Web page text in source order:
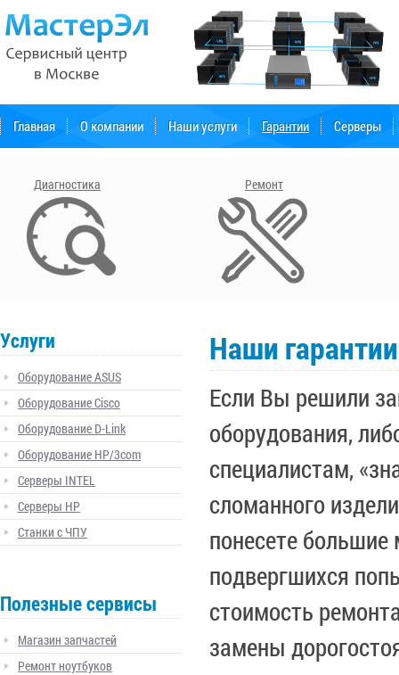
Главная О компании Наши услуги Гарантии Серверы
Диагностика Ремонт
Наши
Если Вы решили
оборудования,
специалистам,
сломанного
понесете
подвергшихся
стоимость
замены
Услуги
Оборудование ASUS
Оборудование Cisco
Оборудование D-Link
Оборудование HP/3com
Серверы INTEL
Серверы HP
Станки с ЧПУ
Полезные сервисы
Магазин запчастей
Ремонт ноутбуков